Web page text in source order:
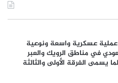
عملية عسكرية واسعة ونوعية
في مناطق الرويك والعبر
يسمى الفرقة الأولى والثالثة